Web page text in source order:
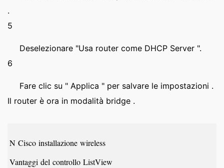
.
5
Deselezionare "Usa router come DHCP Server ".
6
Fare clic su " Applica " per salvare le impostazioni .
Il router è ora in modalità bridge .
N Cisco installazione wireless
Vantaggi del controllo ListView